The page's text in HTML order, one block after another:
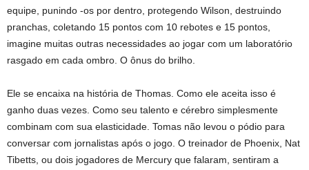
equipe, punindo -os por dentro, protegendo Wilson, destruindo
pranchas, coletando 15 pontos com 10 rebotes e 15 pontos,
imagine muitas outras necessidades ao jogar com um laboratório
rasgado em cada ombro. O ônus do brilho.
Ele se encaixa na história de Thomas. Como ele aceita isso é
ganho duas vezes. Como seu talento e cérebro simplesmente
combinam com sua elasticidade. Tomas não levou o pódio para
conversar com jornalistas após o jogo. O treinador de Phoenix, Nat
Tibetts, ou dois jogadores de Mercury que falaram, sentiram a